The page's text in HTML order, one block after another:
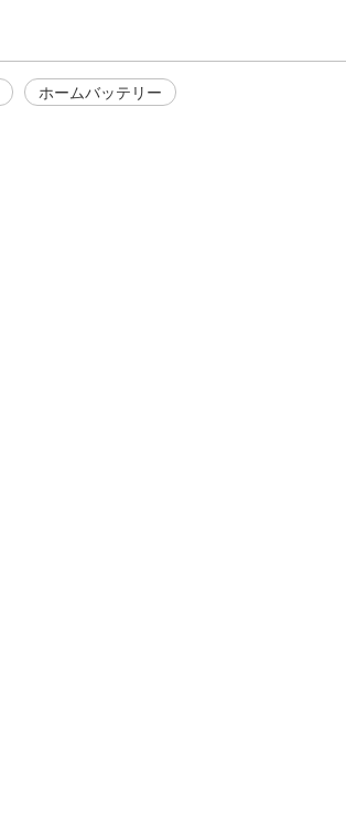
ホームバッテリー